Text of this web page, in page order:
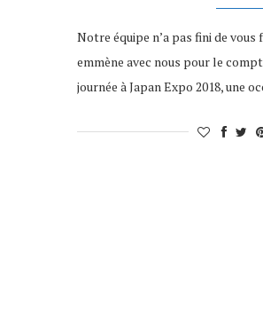
Notre équipe n’a pas fini de vous
emmène avec nous pour le
journée à Japan Expo 2018, une